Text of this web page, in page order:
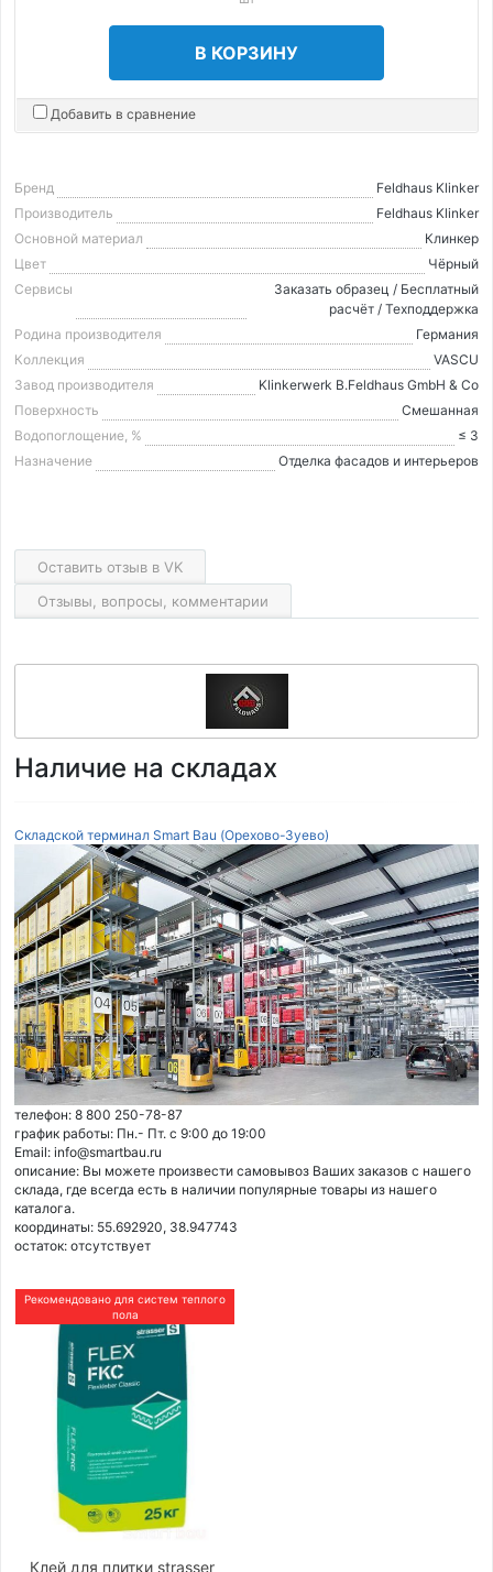
В КОРЗИНУ
Добавить в сравнение
Бренд
Feldhaus Klinker
Производитель
Feldhaus Klinker
Основной материал
Клинкер
Цвет
Чёрный
Сервисы
Заказать образец / Бесплатный
расчёт / Техподдержка
Родина производителя
Германия
Коллекция
VASCU
Завод производителя
Klinkerwerk B.Feldhaus GmbH & Co
Поверхность
Смешанная
Водопоглощение, %
≤ 3
Назначение
Отделка фасадов и интерьеров
Оставить отзыв в VK
Отзывы, вопросы, комментарии
Наличие на складах
Складской терминал Smart Bau (Орехово-Зуево)
телефон: 8 800 250-78-87
график работы: Пн.- Пт. с 9:00 до 19:00
Email: info@smartbau.ru
описание: Вы можете произвести самовывоз Ваших заказов с нашего
склада, где всегда есть в наличии популярные товары из нашего
каталога.
координаты: 55.692920, 38.947743
остаток: отсутствует
Рекомендовано для систем теплого
пола
Клей для плитки strasser